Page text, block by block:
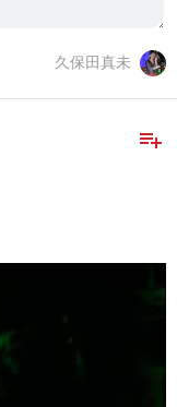
久保田真未
playlist_add